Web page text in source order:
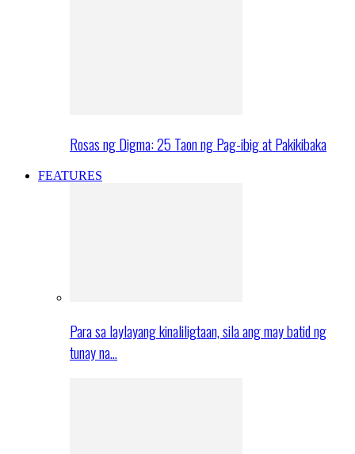
Rosas ng Digma: 25 Taon ng Pag-ibig at Pakikibaka
FEATURES
Para sa laylayang kinaliligtaan, sila ang may batid ng
tunay na…